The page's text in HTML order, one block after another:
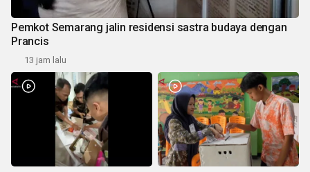
Pemkot Semarang jalin residensi sastra budaya dengan
Prancis
13 jam lalu